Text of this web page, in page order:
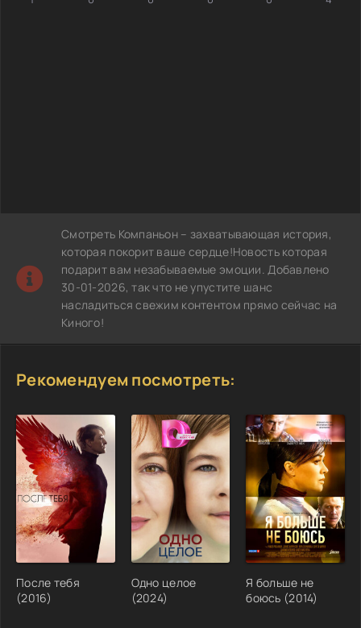
Смотреть Компаньон – захватывающая история,
которая покорит ваше сердце!Новость которая
подарит вам незабываемые эмоции. Добавлено
30-01-2026, так что не упустите шанс
насладиться свежим контентом прямо сейчас на
Киного!
Рекомендуем посмотреть:
После тебя
(2016)
Одно целое
(2024)
Я больше не
боюсь (2014)